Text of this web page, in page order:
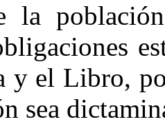
la
y el Libro,
sea